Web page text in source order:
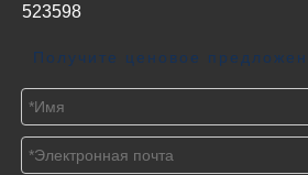
523598
Получите ценовое